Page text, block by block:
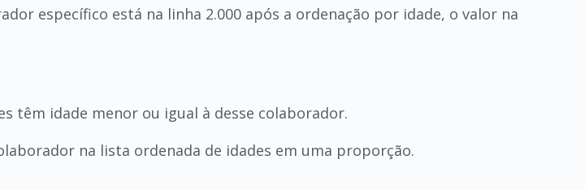
específico está na linha 2.000 após a ordenação por idade, o valor na
têm idade menor ou igual à desse colaborador.
na lista ordenada de idades em uma proporção.